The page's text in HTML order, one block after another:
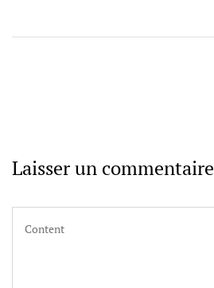
Laisser un commentaire